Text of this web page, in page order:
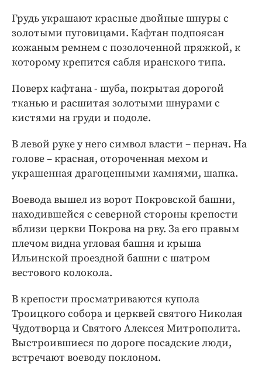
Грудь украшают красные двойные шнуры с
золотыми пуговицами. Кафтан подпоясан
кожаным ремнем с позолоченной пряжкой, к
которому крепится сабля иранского типа.
Поверх кафтана - шуба, покрытая дорогой
тканью и расшитая золотыми шнурами с
кистями на груди и подоле.
В левой руке у него символ власти – пернач. На
голове – красная, отороченная мехом и
украшенная драгоценными камнями, шапка.
Воевода вышел из ворот Покровской башни,
находившейся с северной стороны крепости
вблизи церкви Покрова на рву. За его правым
плечом видна угловая башня и крыша
Ильинской проездной башни с шатром
вестового колокола.
В крепости просматриваются купола
Троицкого собора и церквей святого Николая
Чудотворца и Святого Алексея Митрополита.
Выстроившиеся по дороге посадские люди,
встречают воеводу поклоном.